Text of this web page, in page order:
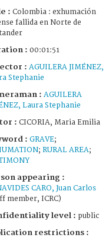
: Colombia : exhumación
fallida en Norte de
: 00:01:51
: AGUILERA JIMÉNEZ,
Stephanie
: AGUILERA
Laura Stephanie
: CICORIA, Maria Emilia
: GRAVE;
; RURAL AREA;
appearing :
CARO, Juan Carlos
member, ICRC)
level : public
restrictions :